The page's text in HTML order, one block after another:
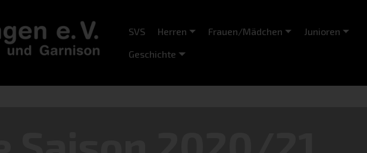
SVS Herren Frauen/Mädchen Junioren
Geschichte